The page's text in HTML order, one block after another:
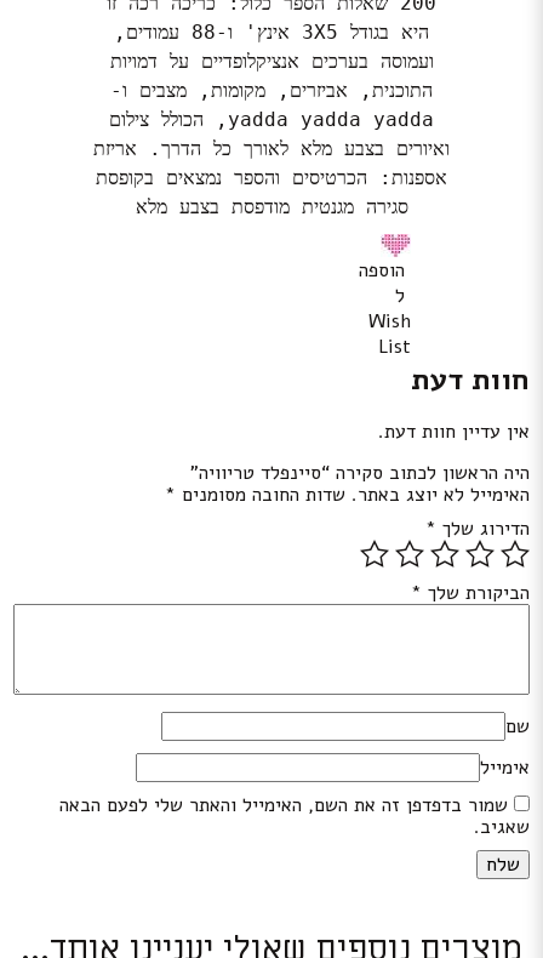
היא בגודל 3X5 אינץ' ו-88 עמודים,
ועמוסה בערכים אנציקלופדיים על דמויות
התוכנית, אביזרים, מקומות, מצבים ו-
yadda yadda yadda, הכולל צילום
ואיורים בצבע מלא לאורך כל הדרך. אריזת
אספנות: הכרטיסים והספר נמצאים בקופסת
סגירה מגנטית מודפסת בצבע מלא
הוספה
ל
Wish
List
חוות דעת
אין עדיין חוות דעת.
היה הראשון לכתוב סקירה “סיינפלד טריוויה”
האימייל לא יוצג באתר. שדות החובה מסומנים *
הדירוג שלך *
הביקורת שלך *
שם
אימייל
שמור בדפדפן זה את השם, האימייל והאתר שלי לפעם הבאה
שאגיב.